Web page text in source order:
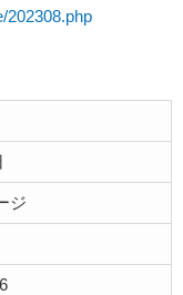
202308.php
ジ